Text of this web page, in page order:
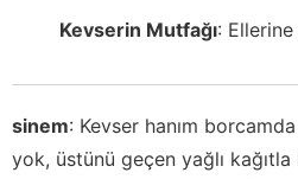
Kevserin Mutfağı: Ellerine
sinem: Kevser hanım borcamda
yok, üstünü geçen yağlı kağıtla